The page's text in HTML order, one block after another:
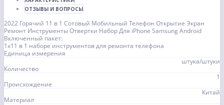
ОТЗЫВЫ И ВОПРОСЫ
2022 Горячий 11 в 1 Сотовый Мобильный Телефон Открытие Экран
Ремонт Инструменты Отвертки Набор Для iPhone Samsung Android
Включенный пакет:
1x11 в 1 наборе инструментов для ремонта телефона
Единица измерения
штука/штуки
Количество
1
Происхождение
Китай
Материал